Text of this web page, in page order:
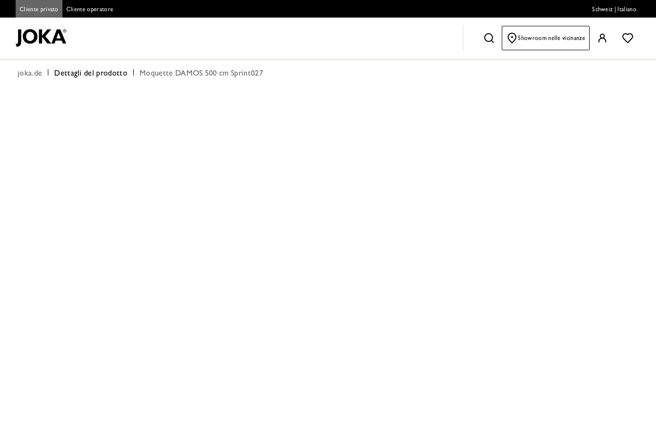
Cliente privato Cliente operatore Schweiz Italiano
Showroom nelle vicinanze
joka.de Dettagli del prodotto Moquette DAMOS 500 cm Sprint027